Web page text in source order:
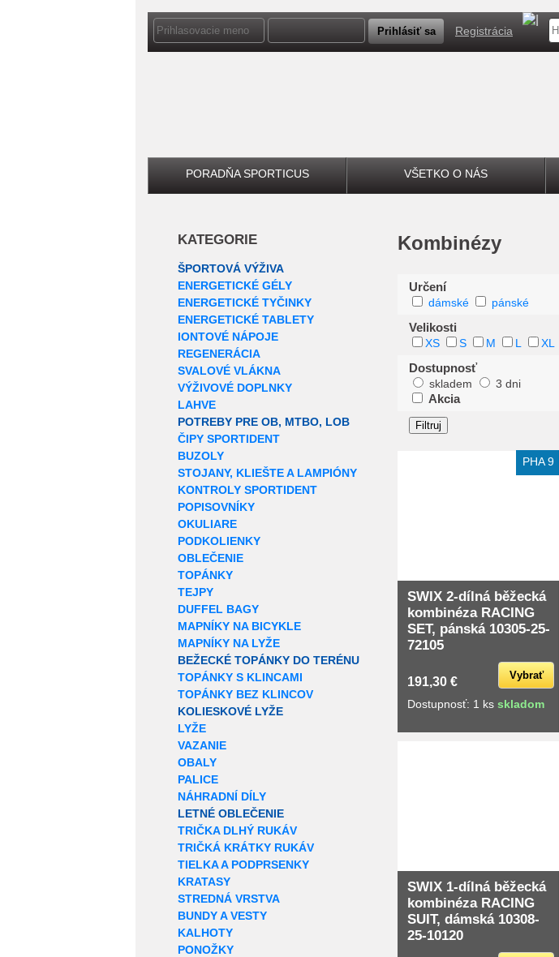
Registrácia
PORADŇA SPORTICUS VŠETKO O NÁS
KATEGORIE
ŠPORTOVÁ VÝŽIVA
ENERGETICKÉ GÉLY
ENERGETICKÉ TYČINKY
ENERGETICKÉ TABLETY
IONTOVÉ NÁPOJE
REGENERÁCIA
SVALOVÉ VLÁKNA
VÝŽIVOVÉ DOPLNKY
LAHVE
POTREBY PRE OB, MTBO, LOB
ČIPY SPORTIDENT
BUZOLY
STOJANY, KLIEŠTE A LAMPIÓNY
KONTROLY SPORTIDENT
POPISOVNÍKY
OKULIARE
PODKOLIENKY
OBLEČENIE
TOPÁNKY
TEJPY
DUFFEL BAGY
MAPNÍKY NA BICYKLE
MAPNÍKY NA LYŽE
BEŽECKÉ TOPÁNKY DO TERÉNU
TOPÁNKY S KLINCAMI
TOPÁNKY BEZ KLINCOV
KOLIESKOVÉ LYŽE
LYŽE
VAZANIE
OBALY
PALICE
NÁHRADNÍ DÍLY
LETNÉ OBLEČENIE
TRIČKA DLHÝ RUKÁV
TRIČKÁ KRÁTKY RUKÁV
TIELKA A PODPRSENKY
KRATASY
STREDNÁ VRSTVA
BUNDY A VESTY
KALHOTY
PONOŽKY
Kombinézy
Určení
dámské pánské
Velikosti
XS S M L XL
Dostupnosť
skladem 3 dni
Akcia
PHA 9
SWIX 2-dílná běžecká
kombinéza RACING
SET, pánská 10305-25-
72105
191,30 € Vybrať
Dostupnosť: 1 ks skladom
SWIX 1-dílná běžecká
kombinéza RACING
SUIT, dámská 10308-
25-10120